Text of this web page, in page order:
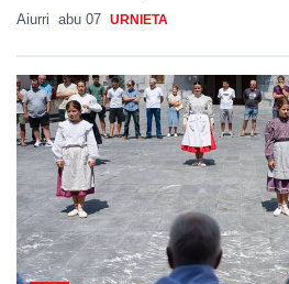
Aiurri abu 07 URNIETA